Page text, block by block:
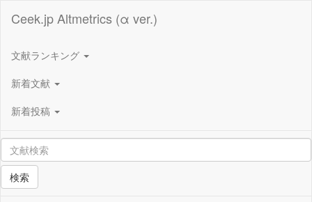
Ceek.jp Altmetrics (α ver.)
文献ランキング
新着文献
新着投稿
検索